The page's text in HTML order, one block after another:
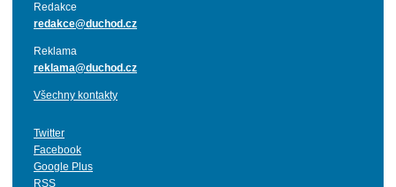
Redakce
redakce@duchod.cz
Reklama
reklama@duchod.cz
Všechny kontakty
Twitter
Facebook
Google Plus
RSS